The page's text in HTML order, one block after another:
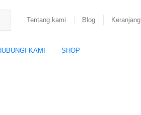
Tentang kami Blog Keranjang
KAMI SHOP